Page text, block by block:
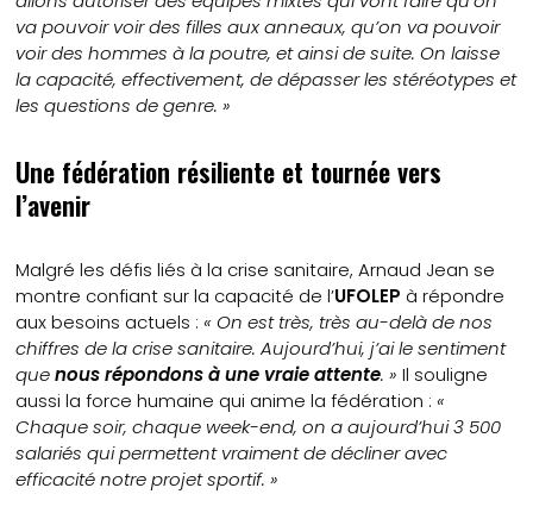
va pouvoir voir des filles aux anneaux, qu’on va pouvoir
voir des hommes à la poutre, et ainsi de suite. On laisse
la capacité, effectivement, de dépasser les stéréotypes et
les questions de genre. »
Une fédération résiliente et tournée vers
l’avenir
Malgré les défis liés à la crise sanitaire, Arnaud Jean se
montre confiant sur la capacité de l’UFOLEP à répondre
aux besoins actuels :« On est très, très au-delà de nos
chiffres de la crise sanitaire. Aujourd’hui, j’ai le sentiment
quenous répondons à une vraie attente. » Il souligne
aussi la force humaine qui anime la fédération :«
Chaque soir, chaque week-end, on a aujourd’hui 3 500
salariés qui permettent vraiment de décliner avec
efficacité notre projet sportif. »